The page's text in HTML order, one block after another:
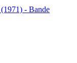
- Bande